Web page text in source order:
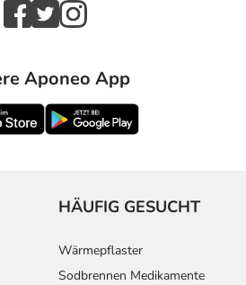
Aponeo App
HÄUFIG GESUCHT
Wärmepflaster
Sodbrennen Medikamente